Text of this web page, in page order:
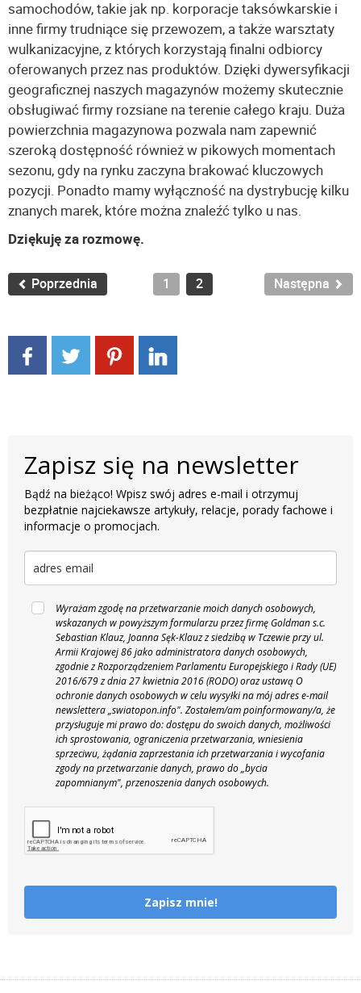
samochodów, takie jak np. korporacje taksówkarskie i
inne firmy trudniące się przewozem, a także warsztaty
wulkanizacyjne, z których korzystają finalni odbiorcy
oferowanych przez nas produktów. Dzięki dywersyfikacji
geograficznej naszych magazynów możemy skutecznie
obsługiwać firmy rozsiane na terenie całego kraju. Duża
powierzchnia magazynowa pozwala nam zapewnić
szeroką dostępność również w pikowych momentach
sezonu, gdy na rynku zaczyna brakować kluczowych
pozycji. Ponadto mamy wyłączność na dystrybucję kilku
znanych marek, które można znaleźć tylko u nas.
Dziękuję za rozmowę.
Poprzednia 1 2 Następna
Zapisz się na newsletter
Bądź na bieżąco! Wpisz swój adres e-mail i otrzymuj
bezpłatnie najciekawsze artykuły, relacje, porady fachowe i
informacje o promocjach.
Wyrażam zgodę na przetwarzanie moich danych osobowych,
wskazanych w powyższym formularzu przez firmę Goldman s.c.
Sebastian Klauz, Joanna Sęk-Klauz z siedzibą w Tczewie przy ul.
Armii Krajowej 86 jako administratora danych osobowych,
zgodnie z Rozporządzeniem Parlamentu Europejskiego i Rady (UE)
2016/679 z dnia 27 kwietnia 2016 (RODO) oraz ustawą O
ochronie danych osobowych w celu wysyłki na mój adres e-mail
newslettera „swiatopon.info". Zostałem/am poinformowany/a, że
przysługuje mi prawo do: dostępu do swoich danych, możliwości
ich sprostowania, ograniczenia przetwarzania, wniesienia
sprzeciwu, żądania zaprzestania ich przetwarzania i wycofania
zgody na przetwarzanie danych, prawo do „bycia
zapomnianym", przenoszenia danych osobowych.
Zapisz mnie!